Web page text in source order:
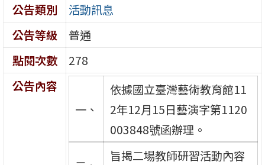
公告類別
活動訊息
公告等級
普通
點閱次數
278
公告內容
一、
依據國立臺灣藝術教育館11
2年12月15日藝演字第1120
003848號函辦理。
旨揭二場教師研習活動內容